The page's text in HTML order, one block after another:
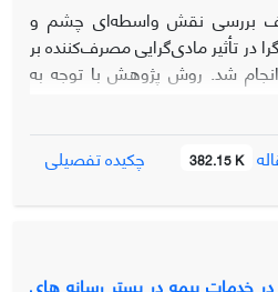
را با الزامات استراتژیک، امنیتی،
تلفیق کند.
بررسی نقش واسطه‌ای چشم و
تأثیر مادی‌گرایی مصرف‌کننده بر
شد. روش پژوهش با توجه به
اجرا، کمی و از نظر ماهیت و
جامعه آماری تحقیق کلیه
کنندگان بالای 18 سال برند اپل در شهر یزد می‌بود. نمونه
روش نمونه گیری در دسترس انتخاب
از پرسشنامه استاندارد بر
لیکرت استفاده شد. روایی محتوایی ابزار
و برای سنجش پایایی ابزار،
ترکیبی مورد استفاده قرار گرفته
382.15 K چکیده تفصیلی
خدمات بیمه در بستر رسانه های